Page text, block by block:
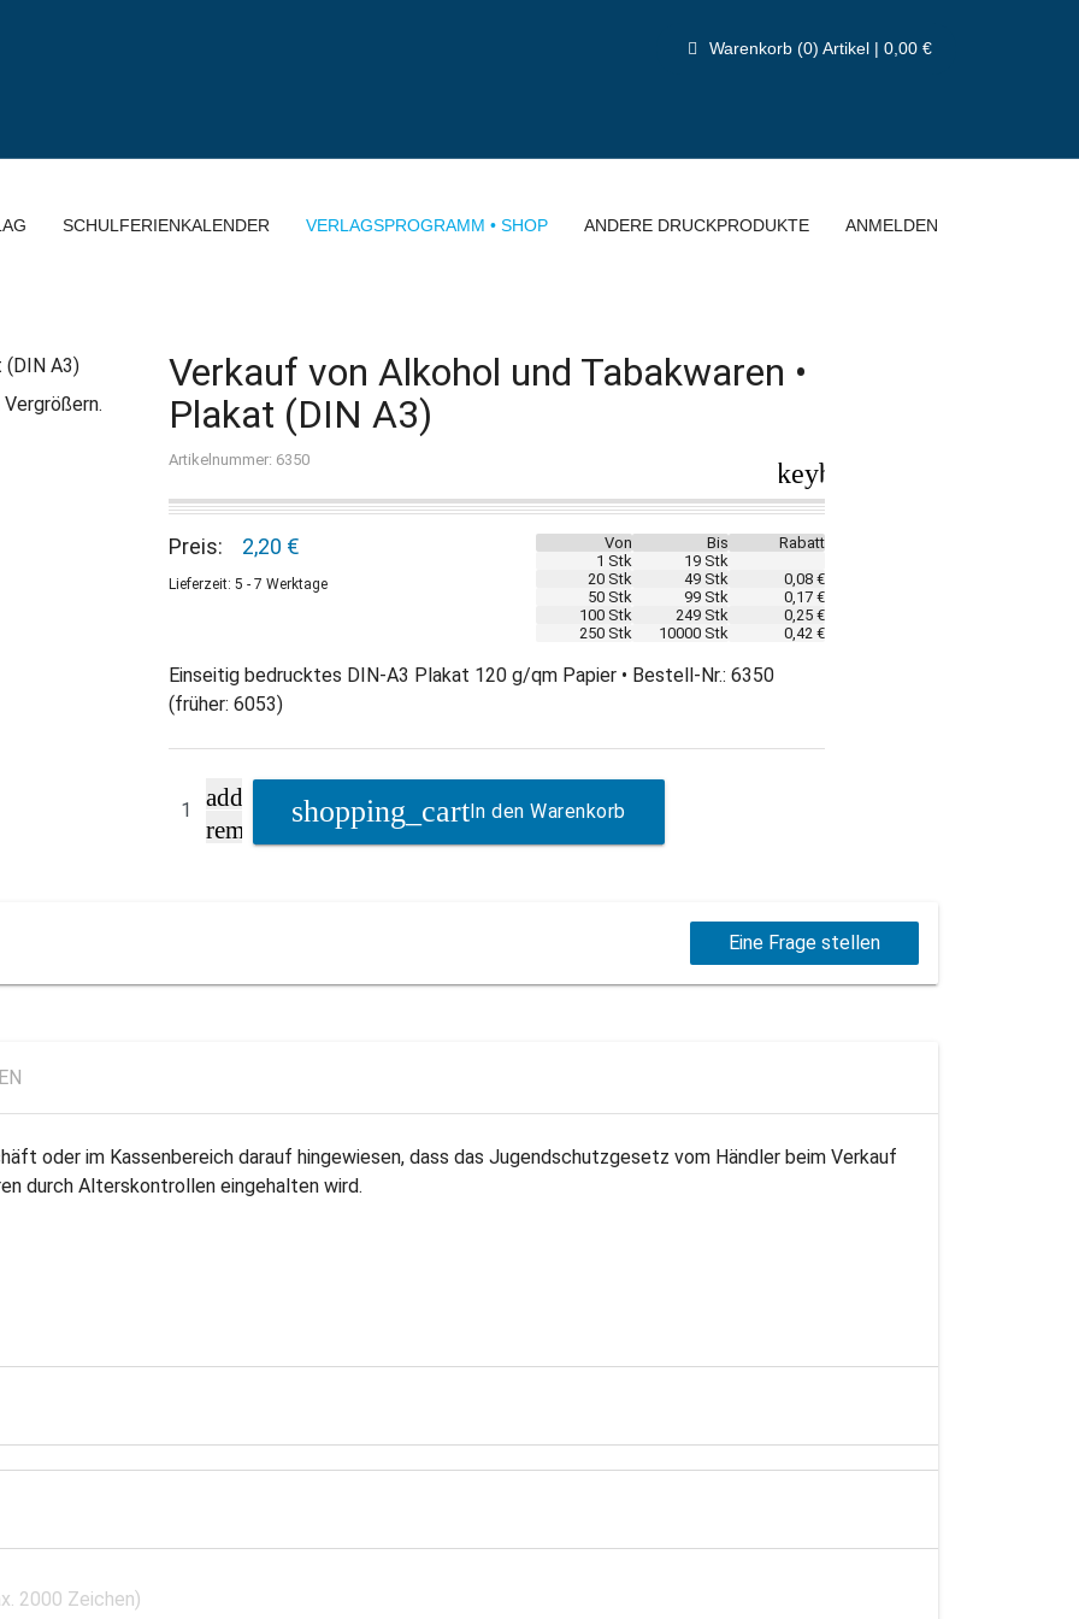
Warenkorb (0) Artikel | 0,00 €
SCHULFERIENKALENDER VERLAGSPROGRAMM • SHOP ANDERE DRUCKPRODUKTE ANMELDEN
Verkauf von Alkohol und Tabakwaren •
Plakat (DIN A3)
Artikelnummer: 6350 keyboard_arrow_right
Von Bis
Rabatt
1 Stk
19 Stk
20 Stk
49 Stk
0,08 €
50 Stk
99 Stk
0,17 €
100 Stk
249 Stk
0,25 €
250 Stk
10000 Stk 0,42 €
Preis: 2,20 €
Lieferzeit: 5 - 7 Werktage
Einseitig bedrucktes DIN-A3 Plakat 120 g/qm Papier • Bestell-Nr.: 6350
(früher: 6053)
add
remove
In den Warenkorb
Eine Frage stellen
oder im Kassenbereich darauf hingewiesen, dass das Jugendschutzgesetz vom Händler beim Verkauf
durch Alterskontrollen eingehalten wird.